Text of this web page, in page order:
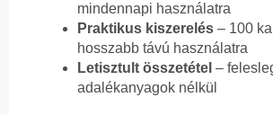
mindennapi használatra
Praktikus kiszerelés – 100
hosszabb távú használatra
Letisztult összetétel –
adalékanyagok nélkül